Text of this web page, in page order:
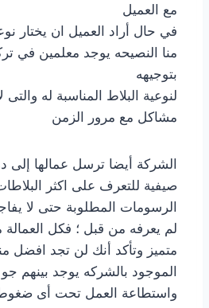
مع العميل
في حال أراد العميل ان يختار
منا النصيحه يوجد معلمين في
بتوجيهه
لنوعية البلاط المناسبة له
مشاكل مع مرور الزمن
الشركة أيضا ترسل عمالها إلى
صيفية للتعرف على اكثر
الرسومات المطلوبة حتى لا
لم يعرفه من قبل ؛ فكل
متميز وتأكد أنك لن تجد افضل
الموجود بالشركه يوجد بينهم جو
واستطاعة العمل تحت أى ضغوط